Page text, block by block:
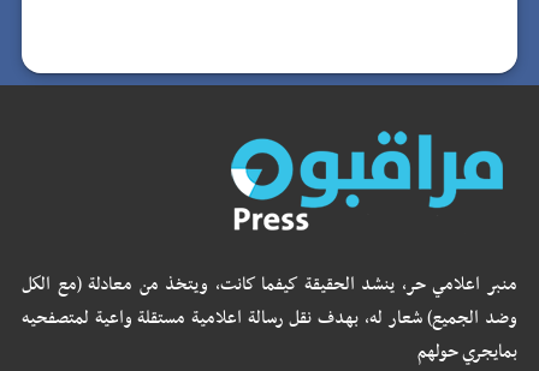
منبر اعلامي حر، ينشد الحقيقة كيفما كانت، ويتخذ من معادلة (مع الكل
وضد الجميع) شعار له، بهدف نقل رسالة اعلامية مستقلة واعية لمتصفحيه
بمايجري حولهم